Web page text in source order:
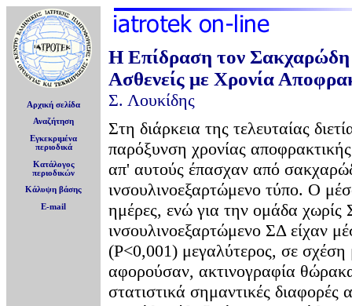
Αρχική σελίδα
Αναζήτηση
Εγκεκριμένα
περιοδικά
Κατάλογος
περιοδικών
Κάλυψη βάσης
E-mail
Η Επίδραση τον
Ασθενείς με Χρονία
Σ. Λουκίδης
Στη διάρκεια της τελευταίας
παρόξυνση χρονίας
απ' αυτούς έπασχαν από
ινσουλινοεξαρτώμενο τύπο. Ο
ημέρες, ενώ για την ομάδα
ινσουλινοεξαρτώμενο ΣΔ είχαν
(Ρ<0,001) μεγαλύτερος, σε
αφορούσαν, ακτινογραφία
στατιστικά σημαντικές